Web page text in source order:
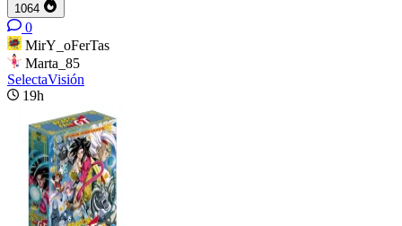
1064
0
MirY_oFerTas
Marta_85
SelectaVisión
19h